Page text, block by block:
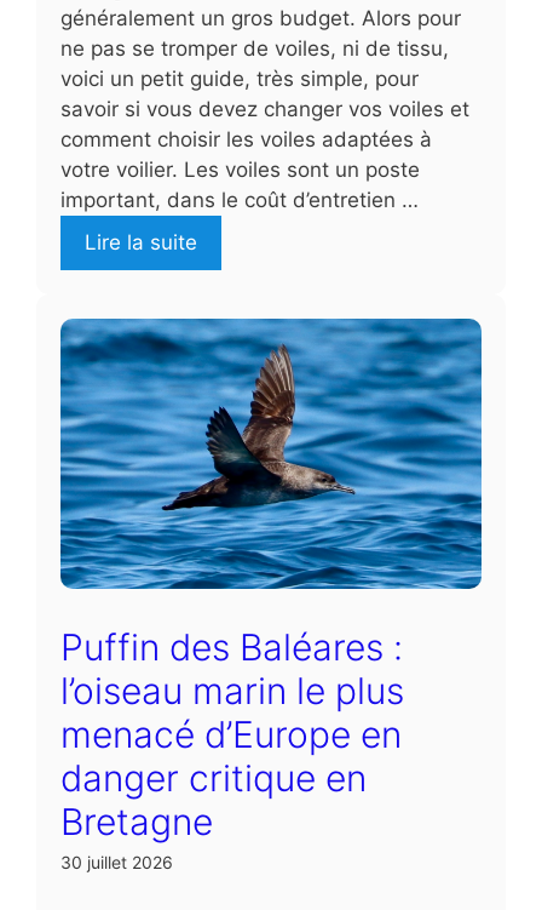
généralement un gros budget. Alors pour
ne pas se tromper de voiles, ni de tissu,
voici un petit guide, très simple, pour
savoir si vous devez changer vos voiles et
comment choisir les voiles adaptées à
votre voilier. Les voiles sont un poste
important, dans le coût d’entretien …
Lire la suite
Puffin des Baléares :
l’oiseau marin le plus
menacé d’Europe en
danger critique en
Bretagne
30 juillet 2026